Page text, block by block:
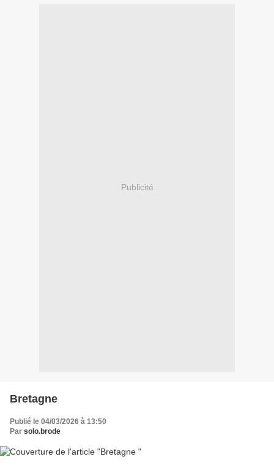
Publicité
Bretagne
Publié le 04/03/2026 à 13:50
Par solo.brode